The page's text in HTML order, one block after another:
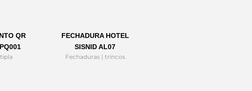
QR
FECHADURA HOTEL
SISNID AL07
Fechaduras | trincos